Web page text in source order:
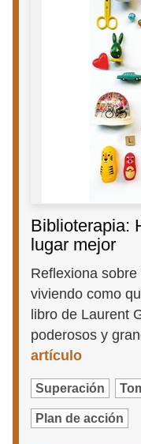
Biblioterapia:
lugar mejor
Reflexiona
viviendo como
libro de Laurent
poderosos y
artículo
Superación
Plan de acción